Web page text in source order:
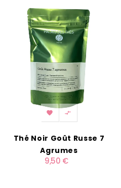
 
Thé Noir Goût Russe 7
Agrumes
9,50 €